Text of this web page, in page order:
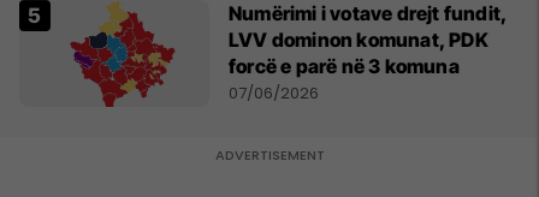
Numërimi i votave drejt fundit,
LVV dominon komunat, PDK
forcë e parë në 3 komuna
07/06/2026